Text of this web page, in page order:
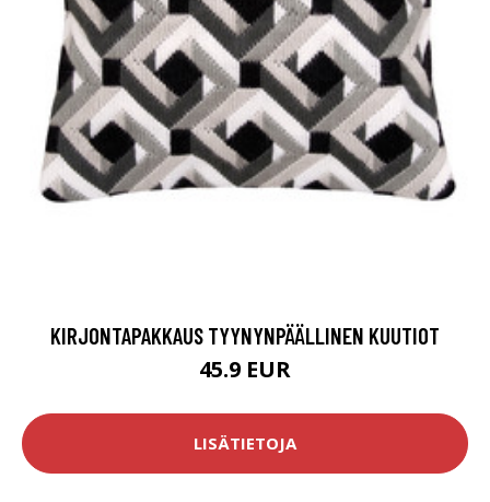
KIRJONTAPAKKAUS TYYNYNPÄÄLLINEN KUUTIOT
45.9 EUR
LISÄTIETOJA